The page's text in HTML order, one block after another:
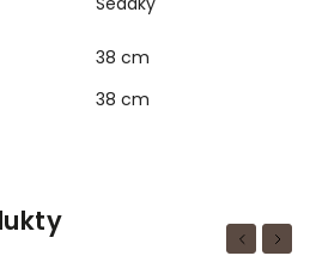
38 cm
38 cm
Previous
Next